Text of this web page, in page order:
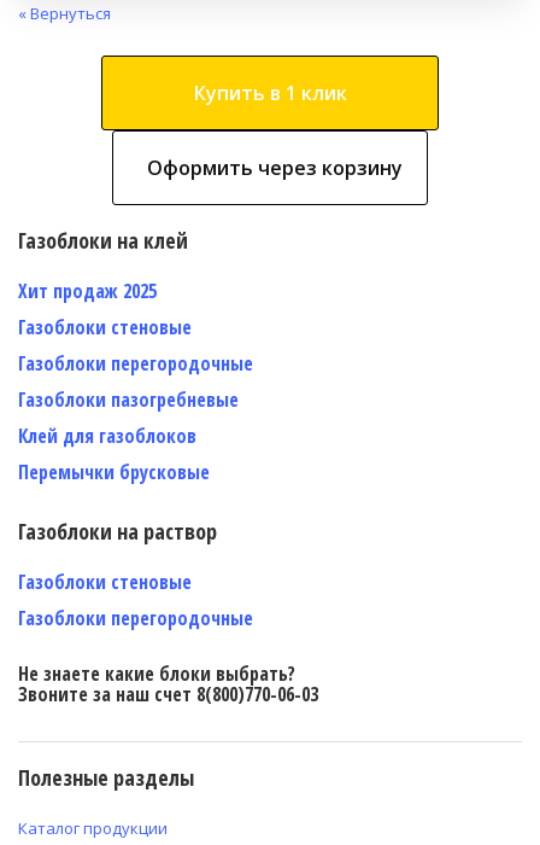
« Вернуться
Купить в 1 клик
Оформить через корзину
Газоблоки на клей
Хит продаж 2025
Газоблоки стеновые
Газоблоки перегородочные
Газоблоки пазогребневые
Клей для газоблоков
Перемычки брусковые
Газоблоки на раствор
Газоблоки стеновые
Газоблоки перегородочные
Не знаете какие блоки выбрать?
Звоните за наш счет 8(800)770-06-03
Полезные разделы
Каталог продукции